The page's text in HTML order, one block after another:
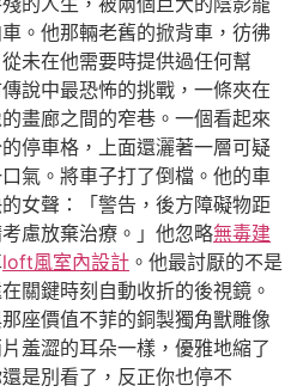
。他那輛老舊的掀背車，彷彿
未在他需要時提供過任何幫
說中最恐怖的挑戰，一條夾在
畫廊之間的窄巷。一個看起來
停車格，上面還灑著一層可疑
氣。將車子打了倒檔。他的車
女聲：「警告，後方障礙物距
慮放棄治療。」他忽略無毒建
loft風室內設計 。他最討厭的不是
關鍵時刻自動收折的後視鏡。
座價值不菲的銅製獨角獸雕像
羞澀的耳朵一樣，優雅地縮了
是別看了，反正你也停不